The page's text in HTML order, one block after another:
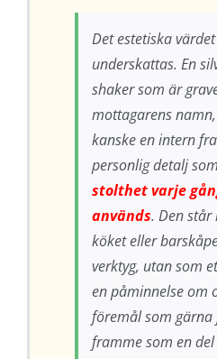
Det estetiska
underskattas. En
shaker som är
mottagarens
kanske en intern
personlig detalj som
stolthet varje
används. Den
köket eller
verktyg, utan som
en påminnelse om
föremål som gärna
framme som en